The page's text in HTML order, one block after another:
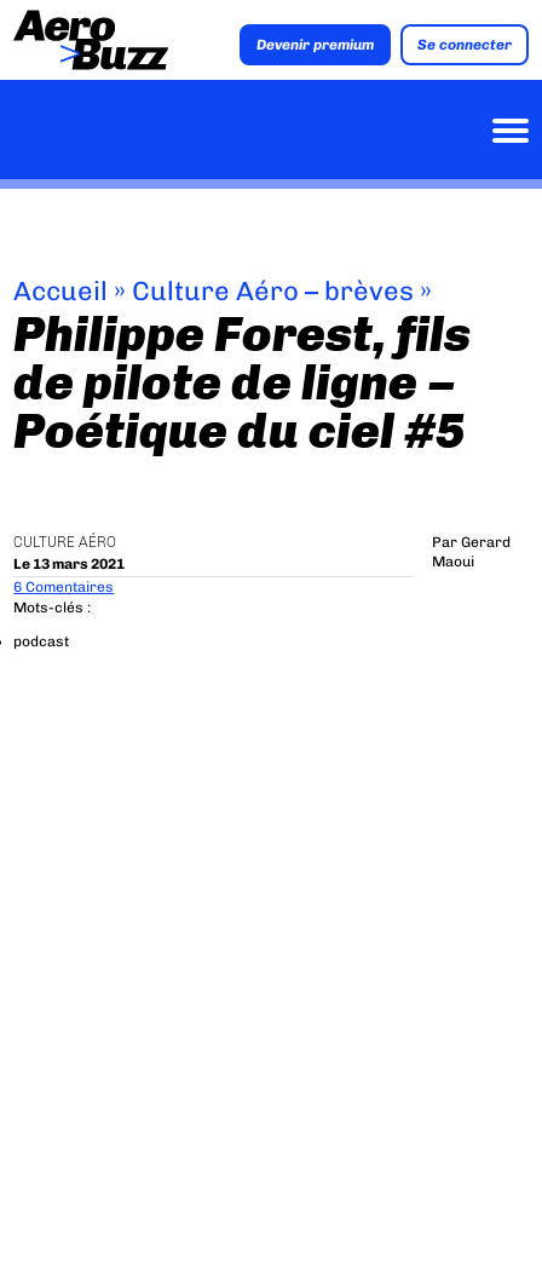
Devenir premium Se connecter
Accueil » Culture Aéro – brèves »
Philippe Forest, fils
de pilote de ligne –
Poétique du ciel #5
CULTURE AÉRO
Le 13 mars 2021
Par Gerard
Maoui
6 Comentaires
Mots-clés :
podcast